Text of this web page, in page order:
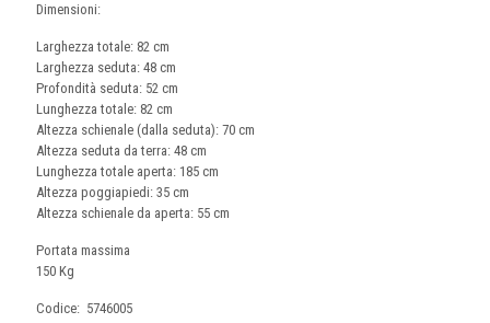
Dimensioni:
Larghezza totale: 82 cm
Larghezza seduta: 48 cm
Profondità seduta: 52 cm
Lunghezza totale: 82 cm
Altezza schienale (dalla seduta): 70 cm
Altezza seduta da terra: 48 cm
Lunghezza totale aperta: 185 cm
Altezza poggiapiedi: 35 cm
Altezza schienale da aperta: 55 cm
Portata massima
150 Kg
Codice: 5746005